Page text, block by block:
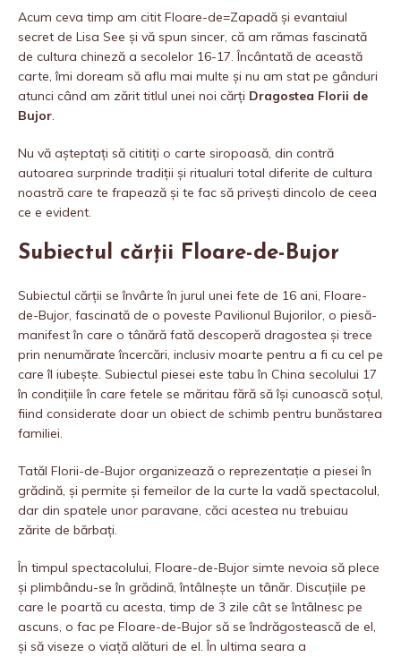
Acum ceva timp am citit Floare-de=Zapadă și evantaiul
secret de Lisa See și vă spun sincer, că am rămas fascinată
de cultura chineză a secolelor 16-17. Încântată de această
carte, îmi doream să aflu mai multe și nu am stat pe gânduri
atunci când am zărit titlul unei noi cărți Dragostea Florii de
Bujor.
Nu vă așteptați să cititiți o carte siropoasă, din contră
autoarea surprinde tradiții și ritualuri total diferite de cultura
noastră care te frapează și te fac să privești dincolo de ceea
ce e evident.
Subiectul cărții Floare-de-Bujor
Subiectul cărții se învârte în jurul unei fete de 16 ani, Floare-
de-Bujor, fascinată de o poveste Pavilionul Bujorilor, o piesă-
manifest în care o tânără fată descoperă dragostea și trece
prin nenumărate încercări, inclusiv moarte pentru a fi cu cel pe
care îl iubește. Subiectul piesei este tabu în China secolului 17
în condițiile în care fetele se măritau fără să își cunoască soțul,
fiind considerate doar un obiect de schimb pentru bunăstarea
familiei.
Tatăl Florii-de-Bujor organizează o reprezentație a piesei în
grădină, și permite și femeilor de la curte la vadă spectacolul,
dar din spatele unor paravane, căci acestea nu trebuiau
zărite de bărbați.
În timpul spectacolului, Floare-de-Bujor simte nevoia să plece
și plimbându-se în grădină, întâlnește un tânăr. Discuțiile pe
care le poartă cu acesta, timp de 3 zile cât se întâlnesc pe
ascuns, o fac pe Floare-de-Bujor să se îndrăgostească de el,
și să viseze o viață alături de el. În ultima seara a